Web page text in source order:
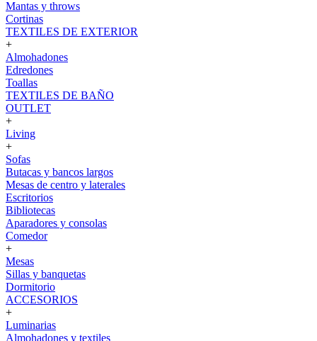
Mantas y throws
Cortinas
TEXTILES DE EXTERIOR
+
Almohadones
Edredones
Toallas
TEXTILES DE BAÑO
OUTLET
+
Living
+
Sofas
Butacas y bancos largos
Mesas de centro y laterales
Escritorios
Bibliotecas
Aparadores y consolas
Comedor
+
Mesas
Sillas y banquetas
Dormitorio
ACCESORIOS
+
Luminarias
Almohadones y textiles